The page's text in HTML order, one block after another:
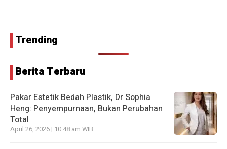
Trending
Berita Terbaru
Pakar Estetik Bedah Plastik, Dr Sophia
Heng: Penyempurnaan, Bukan Perubahan
Total
April 26, 2026 | 10:48 am WIB